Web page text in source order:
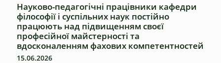
Науково-педагогічні працівники кафедри
філософії і суспільних наук постійно
працюють над підвищенням своєї
професійної майстерності та
вдосконаленням фахових компетентностей
15.06.2026